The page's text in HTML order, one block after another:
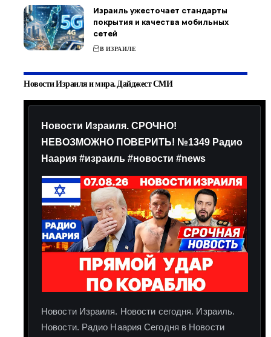
Израиль ужесточает стандарты
покрытия и качества мобильных
сетей
В ИЗРАИЛЕ
Новости Израиля и мира. Дайджест СМИ